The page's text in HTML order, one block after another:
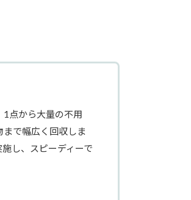
1点から大量の不用
で幅広く回収しま
し、スピーディーで